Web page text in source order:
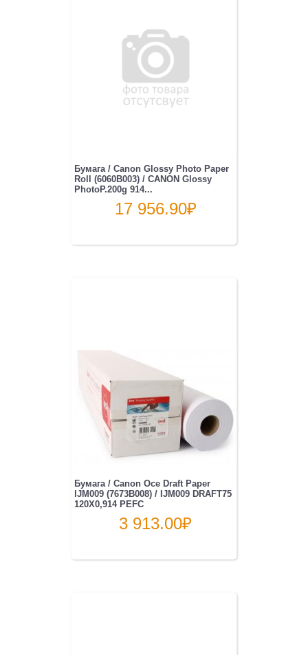
Бумага / Canon Glossy Photo Paper
Roll (6060B003) / CANON Glossy
PhotoP.200g 914...
17 956.90₽
Бумага / Canon Oce Draft Paper
IJM009 (7673B008) / IJM009 DRAFT75
120X0,914 PEFC
3 913.00₽